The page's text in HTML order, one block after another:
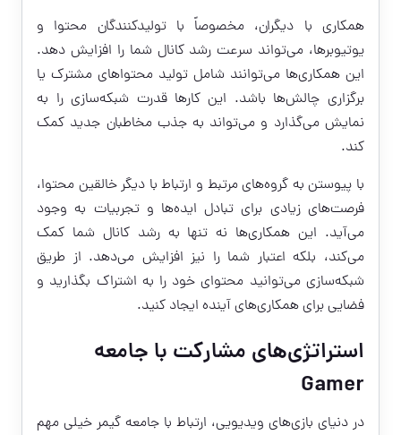
همکاری با دیگران، مخصوصاً با تولیدکنندگان محتوا و
یوتیوبرها، می‌تواند سرعت رشد کانال شما را افزایش دهد.
این همکاری‌ها می‌توانند شامل تولید محتواهای مشترک یا
برگزاری چالش‌ها باشد. این کارها قدرت شبکه‌سازی را به
نمایش می‌گذارد و می‌تواند به جذب مخاطبان جدید کمک
کند.
با پیوستن به گروه‌های مرتبط و ارتباط با دیگر خالقین محتوا،
فرصت‌های زیادی برای تبادل ایده‌ها و تجربیات به وجود
می‌آید. این همکاری‌ها نه تنها به رشد کانال شما کمک
می‌کند، بلکه اعتبار شما را نیز افزایش می‌دهد. از طریق
شبکه‌سازی می‌توانید محتوای خود را به اشتراک بگذارید و
فضایی برای همکاری‌های آینده ایجاد کنید.
استراتژی‌های مشارکت با جامعه
Gamer
در دنیای بازی‌های ویدیویی، ارتباط با جامعه گیمر خیلی مهم